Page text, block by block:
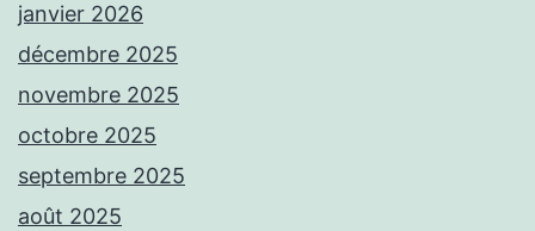
janvier 2026
décembre 2025
novembre 2025
octobre 2025
septembre 2025
août 2025